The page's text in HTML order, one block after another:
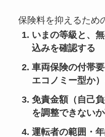
保険料を抑えるため
いまの等級と、
込みを確認する
車両保険の付帯
エコノミー型か
免責金額（自己
を調整できない
運転者の範囲・